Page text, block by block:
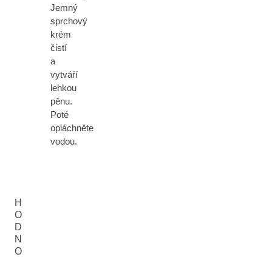
Jemný
sprchový
krém
čistí
a
vytváří
lehkou
pěnu.
Poté
opláchněte
vodou.
H
O
D
N
O